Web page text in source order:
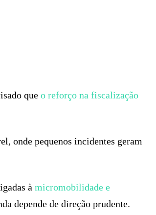
que o reforço na fiscalização
onde pequenos incidentes geram
à micromobilidade e
depende de direção prudente.